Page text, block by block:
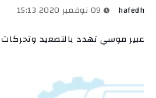
hafedh
عبير موسي تهدد بالتصعيد